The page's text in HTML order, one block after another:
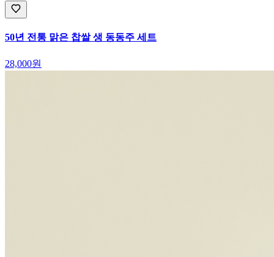
50년 전통 맑은 찹쌀 생 동동주 세트
28,000원